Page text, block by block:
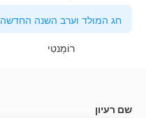
חג המולד וערב השנה החדשה
רוֹמַנטִי
שם רעיון